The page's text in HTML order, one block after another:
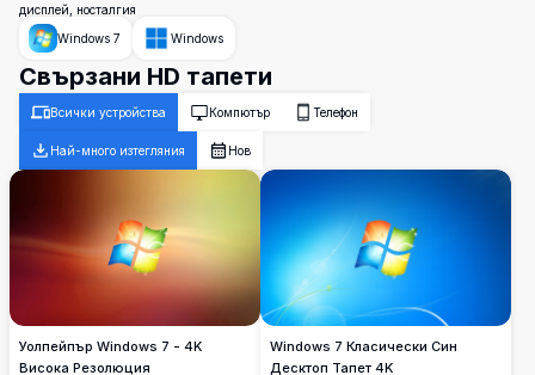
дисплей, носталгия
Windows 7
Windows
Свързани HD тапети
Всички устройства Компютър Телефон
Най-много изтегляния Нов
Уолпейпър Windows 7 - 4K
Висока Резолюция
Windows 7 Класически Син
Десктоп Тапет 4K